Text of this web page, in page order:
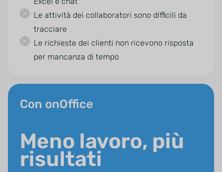
Le attività dei collaboratori sono difficili da
tracciare
Le richieste dei clienti non ricevono risposta
per mancanza di tempo
Con onOffice
Meno lavoro, più
risultati